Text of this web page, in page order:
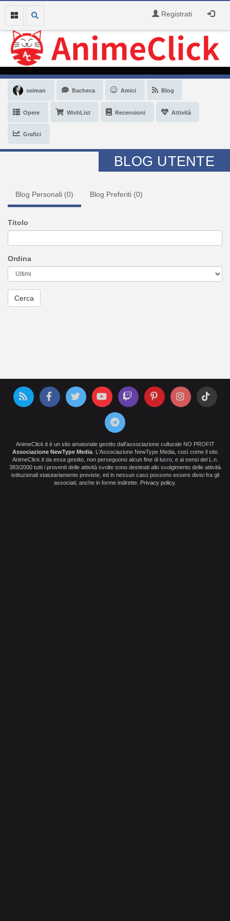
Registrati
seiman Bacheca Amici Blog
Opere WishList Recensioni Attività
Grafici
BLOG UTENTE
Blog Personali (0) Blog Preferiti (0)
Titolo
Ordina
AnimeClick.it è un sito amatoriale gestito dall'associazione culturale NO PROFIT
Associazione NewType Media . L'Associazione NewType Media, così come il sito
AnimeClick.it da essa gestito, non perseguono alcun fine di lucro, e ai sensi del L.n.
383/2000 tutti i proventi delle attività svolte sono destinati allo svolgimento delle attività
istituzionali statutariamente previste, ed in nessun caso possono essere divisi fra gli
associati, anche in forme indirette. Privacy policy.